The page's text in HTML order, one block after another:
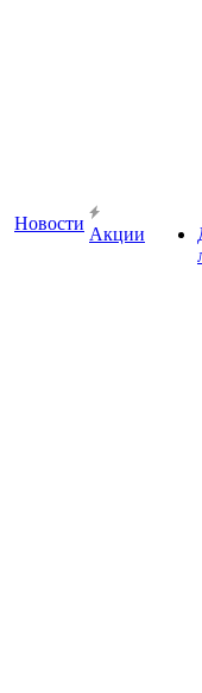
Новости
Акции